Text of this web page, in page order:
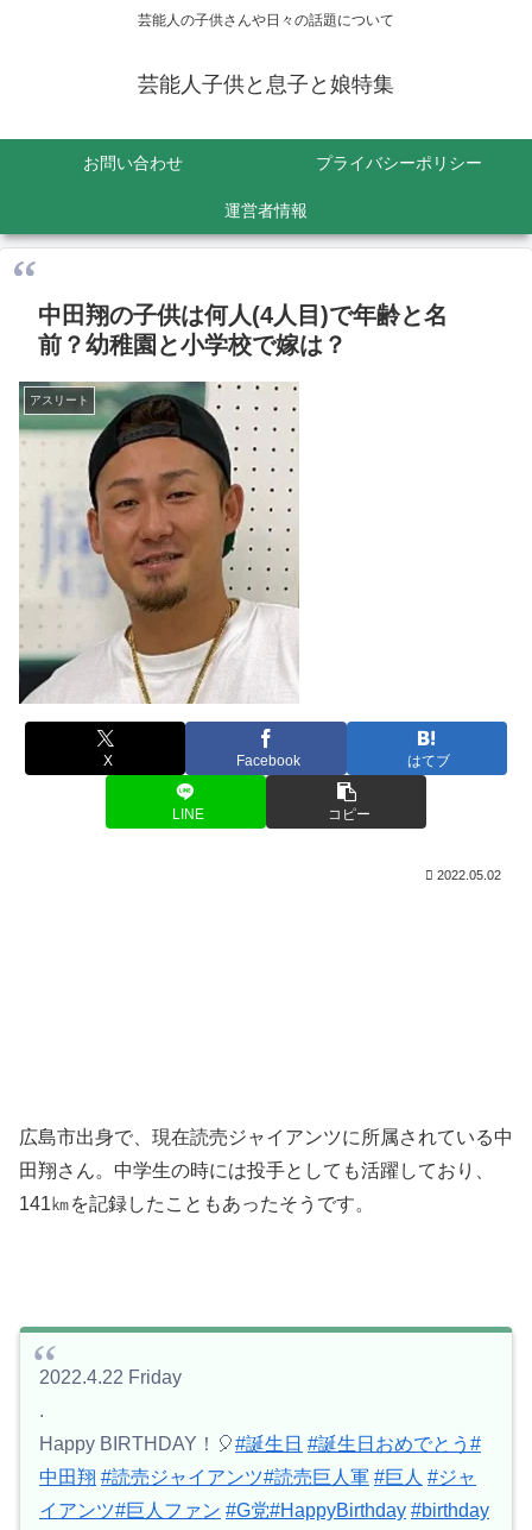
芸能人の子供さんや日々の話題について
芸能人子供と息子と娘特集
お問い合わせ プライバシーポリシー
運営者情報
中田翔の子供は何人(4人目)で年齢と名
前？幼稚園と小学校で嫁は？
アスリート
X Facebook はてブ
LINE コピー
2022.05.02
広島市出身で、現在読売ジャイアンツに所属されている中
田翔さん。中学生の時には投手としても活躍しており、
141㎞を記録したこともあったそうです。
2022.4.22 Friday
.
Happy BIRTHDAY！🎈#誕生日 #誕生日おめでとう #
中田翔 #読売ジャイアンツ#読売巨人軍 #巨人 #ジャ
イアンツ#巨人ファン #G党#HappyBirthday #birthday